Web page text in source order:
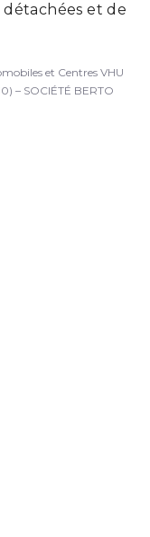
et de
et Centres VHU
– SOCIÉTÉ BERTO